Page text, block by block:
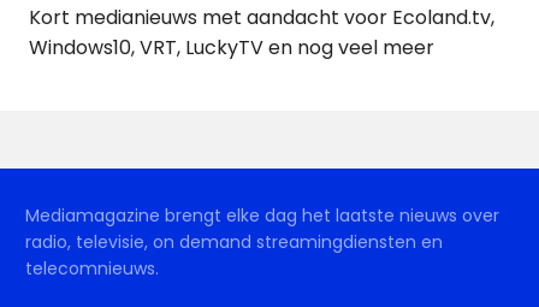
Kort medianieuws met aandacht voor Ecoland.tv,
Windows10, VRT, LuckyTV en nog veel meer
Mediamagazine brengt elke dag het laatste nieuws over
radio, televisie, on demand streamingdiensten en
telecomnieuws.